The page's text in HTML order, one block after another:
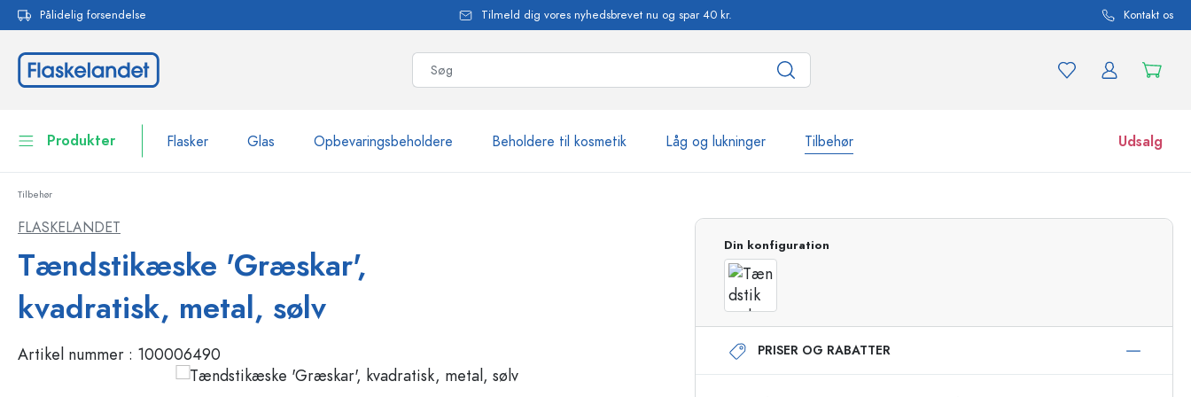
Gå til hovednavigation
Pålidelig forsendelse Tilmeld dig vores nyhedsbrevet nu og spar 40 kr. Kontakt os
Produkter Flasker Glas Opbevaringsbeholdere Beholdere til kosmetik Låg og lukninger Tilbehør Udsalg
Glas
Beholdere til kosmetik
Flasker efter mærke
WECK-flasker
Flasker med patentprop
Sprayflasker
Airless-dispensere
Roll-on flasker
Glas
Tilbehør
FLASKELANDET
Tændstikæske 'Græskar',
kvadratisk, metal, sølv
Artikel nummer : 100006490
Din konfiguration
PRISER OG RABATTER